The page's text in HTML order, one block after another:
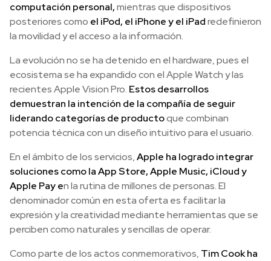
computación personal,mientras que dispositivos
posteriores como el iPod, el iPhone y el iPadredefinieron
la movilidad y el acceso a la información.
La evolución no se ha detenido en el hardware, pues el
ecosistema se ha expandido con el Apple Watch y las
recientes Apple Vision Pro. Estos desarrollos
demuestran la intención de la compañía de seguir
liderando categorías de productoque combinan
potencia técnica con un diseño intuitivo para el usuario.
En el ámbito de los servicios,Apple ha logrado integrar
soluciones como la App Store, Apple Music, iCloud y
Apple Pay en la rutina de millones de personas. El
denominador común en esta oferta es facilitar la
expresión y la creatividad mediante herramientas que se
perciben como naturales y sencillas de operar.
Como parte de los actos conmemorativos, Tim Cook ha